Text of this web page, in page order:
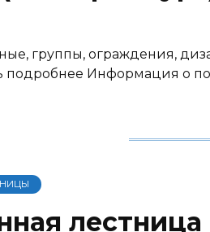
группы, ограждения,
подробнее Информация о